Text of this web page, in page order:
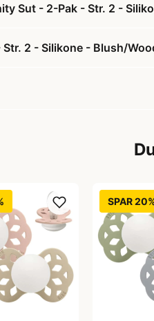
Sut - 2-Pak - Str. 2 -
2 - Silikone - Blush/
SPAR